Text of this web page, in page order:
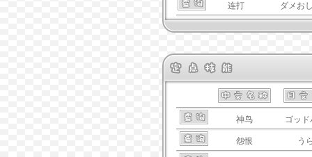
连打 ダメお
神鸟 ゴッ
怨恨 う